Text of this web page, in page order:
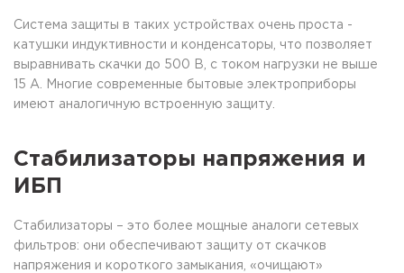
Система защиты в таких устройствах очень проста -
катушки индуктивности и конденсаторы, что позволяет
выравнивать скачки до 500 В, с током нагрузки не выше
15 А. Многие современные бытовые электроприборы
имеют аналогичную встроенную защиту.
Стабилизаторы напряжения и
ИБП
Стабилизаторы – это более мощные аналоги сетевых
фильтров: они обеспечивают защиту от скачков
напряжения и короткого замыкания, «очищают»